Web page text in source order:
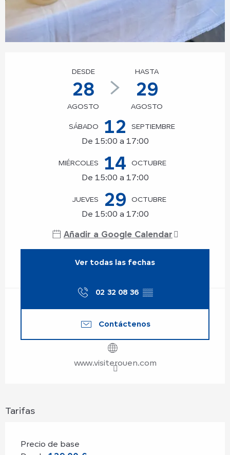
DESDE
28
AGOSTO
HASTA
29
AGOSTO
SÁBADO 12 SEPTIEMBRE
De 15:00 a 17:00
MIÉRCOLES 14 OCTUBRE
De 15:00 a 17:00
JUEVES 29 OCTUBRE
De 15:00 a 17:00
Añadir a Google Calendar
Ver todas las fechas
02 32 08 36 ▒▒
Contáctenos
www.visiterouen.com
Tarifas
Precio de base